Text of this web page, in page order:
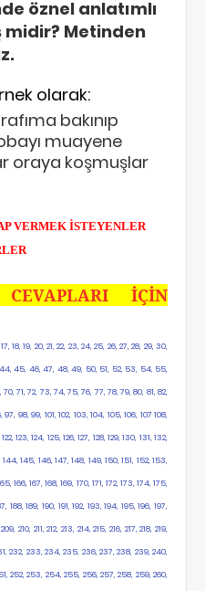
öznel anlatımlı
Metinden
olarak:
bakınıp
muayene
oraya koşmuşlar
VERMEK İSTEYENLER
İÇİN
18, 19, 20, 21, 22, 23, 24, 25, 26, 27, 28, 29, 30,
45, 46, 47, 48, 49, 50, 51, 52, 53, 54, 55,
71, 72, 73, 74, 75, 76, 77, 78, 79, 80, 81, 82,
98, 99, 101, 102, 103, 104, 105, 106, 107 108,
122, 123, 124, 125, 126, 127, 128, 129, 130, 131, 132,
145, 146, 147, 148, 149, 150, 151, 152, 153,
166, 167, 168, 169, 170, 171, 172, 173, 174, 175,
188, 189, 190, 191, 192, 193, 194, 195, 196, 197,
210, 211, 212, 213, 214, 215, 216, 217, 218, 219,
232, 233, 234, 235, 236, 237, 238, 239, 240,
252, 253, 254, 255, 256, 257, 258, 259, 260,